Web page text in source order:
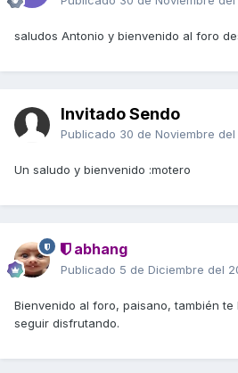
saludos Antonio y bienvenido al foro
Invitado Sendo
Publicado 30 de Noviembre del
Un saludo y bienvenido :motero
abhang
Publicado 5 de Diciembre del
Bienvenido al foro, paisano, también
seguir disfrutando.